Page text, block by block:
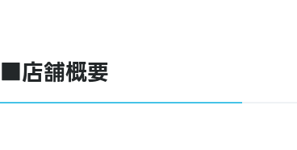
■店舗概要